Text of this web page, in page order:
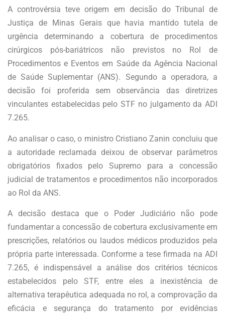
A controvérsia teve origem em decisão do Tribunal de
Justiça de Minas Gerais que havia mantido tutela de
urgência determinando a cobertura de procedimentos
cirúrgicos pós-bariátricos não previstos no Rol de
Procedimentos e Eventos em Saúde da Agência Nacional
de Saúde Suplementar (ANS). Segundo a operadora, a
decisão foi proferida sem observância das diretrizes
vinculantes estabelecidas pelo STF no julgamento da ADI
7.265.
Ao analisar o caso, o ministro Cristiano Zanin concluiu que
a autoridade reclamada deixou de observar parâmetros
obrigatórios fixados pelo Supremo para a concessão
judicial de tratamentos e procedimentos não incorporados
ao Rol da ANS.
A decisão destaca que o Poder Judiciário não pode
fundamentar a concessão de cobertura exclusivamente em
prescrições, relatórios ou laudos médicos produzidos pela
própria parte interessada. Conforme a tese firmada na ADI
7.265, é indispensável a análise dos critérios técnicos
estabelecidos pelo STF, entre eles a inexistência de
alternativa terapêutica adequada no rol, a comprovação da
eficácia e segurança do tratamento por evidências